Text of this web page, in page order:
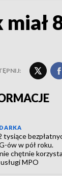
tysiące
ów w pół roku.
chętnie
MPO